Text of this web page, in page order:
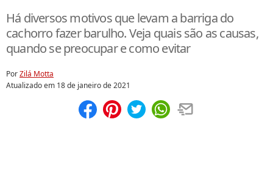
Há diversos motivos que levam a barriga do
cachorro fazer barulho. Veja quais são as causas,
quando se preocupar e como evitar
PorZilá Motta
Atualizado em 18 de janeiro de 2021